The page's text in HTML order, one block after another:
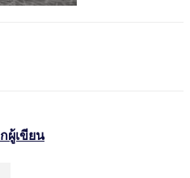
ผู้เขียน